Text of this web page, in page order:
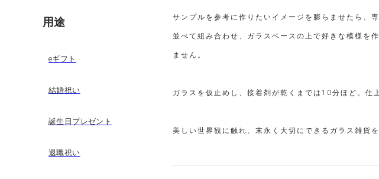
用途
eギフト
結婚祝い
誕生日プレゼント
退職祝い
サンプルを参考に作りたいイメージを膨らませたら、
並べて組み合わせ、ガラスベースの上で好きな模様を
ません。
ガラスを仮止めし、接着剤が乾くまでは10分ほど。仕
美しい世界観に触れ、末永く大切にできるガラス雑貨